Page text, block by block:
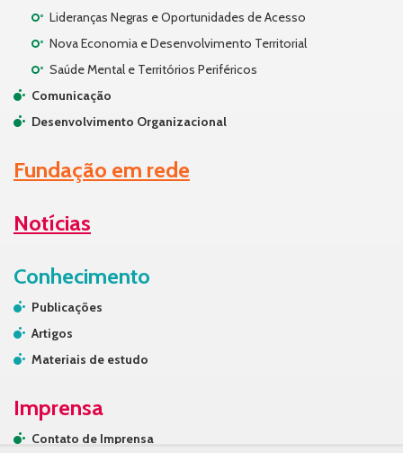
Lideranças Negras e Oportunidades de Acesso
Nova Economia e Desenvolvimento Territorial
Saúde Mental e Territórios Periféricos
Comunicação
Desenvolvimento Organizacional
Fundação em rede
Notícias
Conhecimento
Publicações
Artigos
Materiais de estudo
Imprensa
Contato de Imprensa